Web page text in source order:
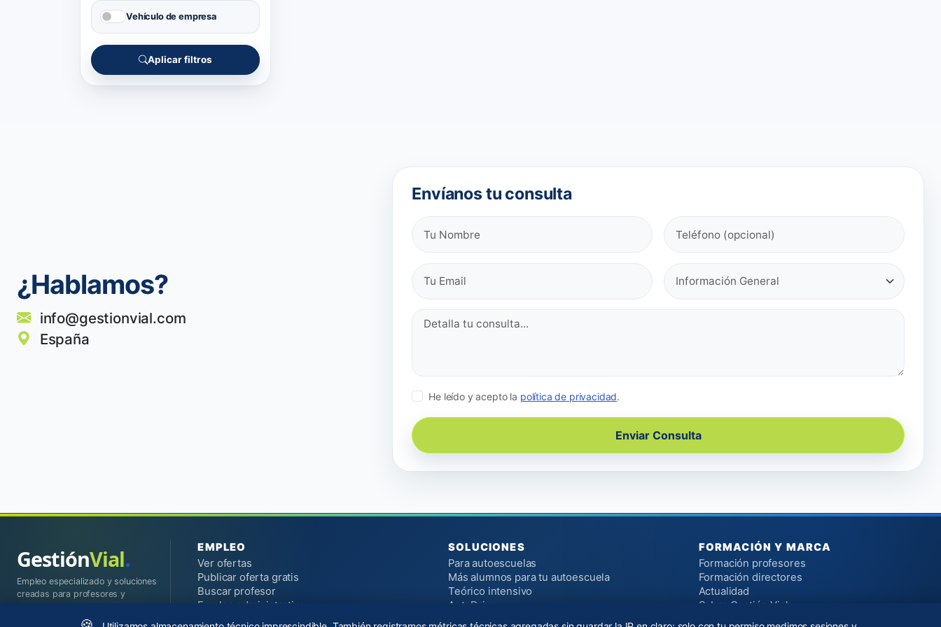
Vehículo de empresa
Aplicar filtros
¿Hablamos?
info@gestionvial.com
España
Envíanos tu consulta
He leído y acepto la política de privacidad.
Enviar Consulta
GestiónVial.
Empleo especializado y soluciones
creadas para profesores y
autoescuelas.
EMPLEO
Ver ofertas
Publicar oferta gratis
Buscar profesor
Empleo administrativo
Observatorio salarial
SOLUCIONES
Para autoescuelas
Más alumnos para tu autoescuela
Teórico intensivo
AptoDrive
Herramientas gratuitas
FORMACIÓN Y MARCA
Formación profesores
Formación directores
Actualidad
Sobre Gestión Vial